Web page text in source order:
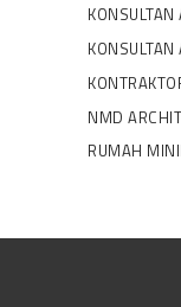
KONSULTAN
NMD
RUMAH